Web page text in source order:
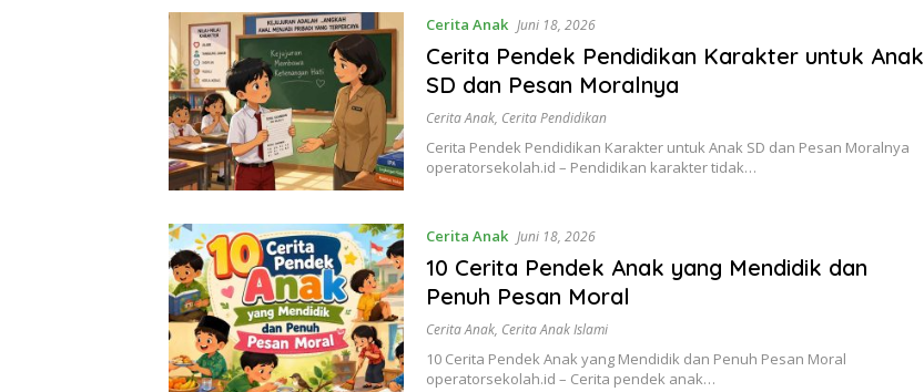
Cerita Anak Juni 18, 2026
Cerita Pendek Pendidikan Karakter untuk Anak
SD dan Pesan Moralnya
Cerita Anak, Cerita Pendidikan
Cerita Pendek Pendidikan Karakter untuk Anak SD dan Pesan Moralnya
operatorsekolah.id – Pendidikan karakter tidak…
Cerita Anak Juni 18, 2026
10 Cerita Pendek Anak yang Mendidik dan
Penuh Pesan Moral
Cerita Anak, Cerita Anak Islami
10 Cerita Pendek Anak yang Mendidik dan Penuh Pesan Moral
operatorsekolah.id – Cerita pendek anak…